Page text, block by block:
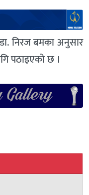
निरज बमका अनुसार
पठाइएको छ ।